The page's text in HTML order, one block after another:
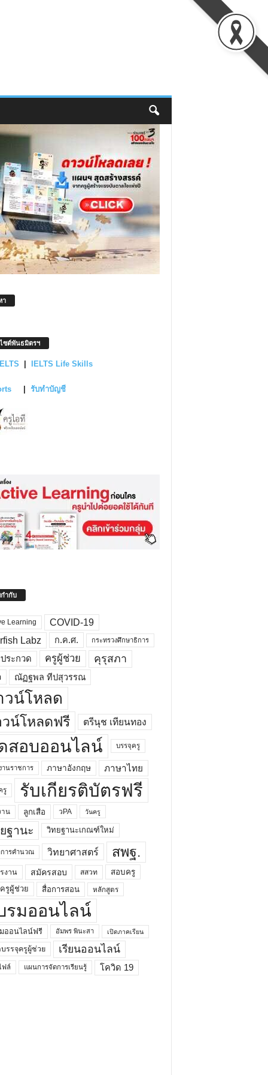
า
ซต์พันธมิตรฯ
IELTS Life Skills
รับทำบัญชี
ำกับ
Learning
COVID-19
Labz
ก.ค.ศ. กระทรวงศึกษาธิการ
ระกวด ครูผู้ช่วย คุรุสภา
ณัฏฐพล ทีปสุวรรณ
วน์โหลด
น์โหลดฟรี ตรีนุช เทียนทอง
สอบออนไลน์ บรรจุครู
านราชการ ภาษาอังกฤษ ภาษาไทย
รู รับเกียรติบัตรฟรี
าน ลูกเสือ วPA วันครู
ฐานะ วิทยฐานะเกณฑ์ใหม่
การคำนวณ วิทยาศาสตร์ สพฐ.
งาน สมัครสอบ สสวท
สอบครู
รูผู้ช่วย
สื่อการสอน หลักสูตร
รมออนไลน์
ออนไลน์ฟรี อัมพร พินะสา เปิดภาคเรียน
บรรจุครูผู้ช่วย เรียนออนไลน์
ฟล์ แผนการจัดการเรียนรู้ โควิด 19